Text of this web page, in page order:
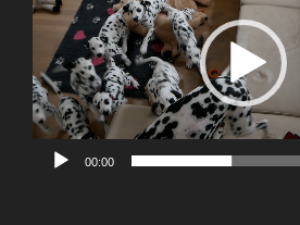
00:00